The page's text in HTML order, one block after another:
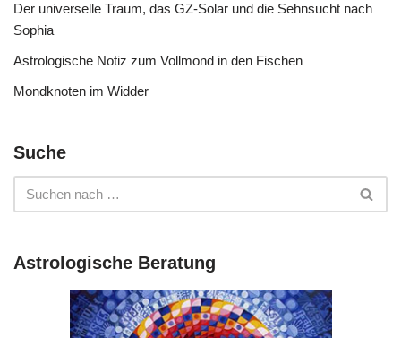
Der universelle Traum, das GZ-Solar und die Sehnsucht nach
Sophia
Astrologische Notiz zum Vollmond in den Fischen
Mondknoten im Widder
Suche
Astrologische Beratung